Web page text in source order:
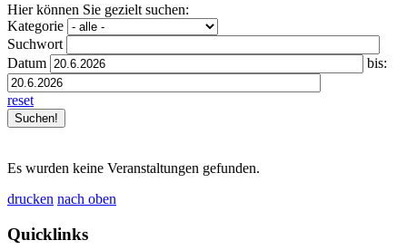
Hier können Sie gezielt suchen:
Kategorie
Suchwort
Datum
bis:
reset
Es wurden keine Veranstaltungen gefunden.
drucken nach oben
Quicklinks